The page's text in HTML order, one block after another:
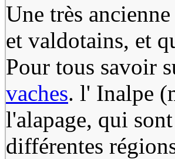
Une très
et valdotains, et
Pour tous savoir
vaches. l' Inalpe
l'alapage, qui
différentes